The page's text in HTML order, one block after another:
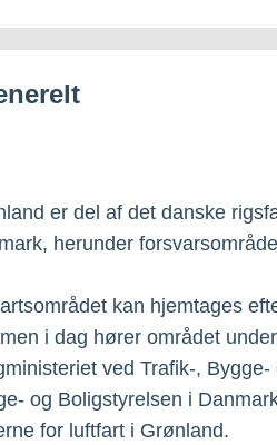
er del af det danske
herunder
kan hjemtages
i dag hører området
ved Trafik-,
og Boligstyrelsen i
for luftfart i Grønland.